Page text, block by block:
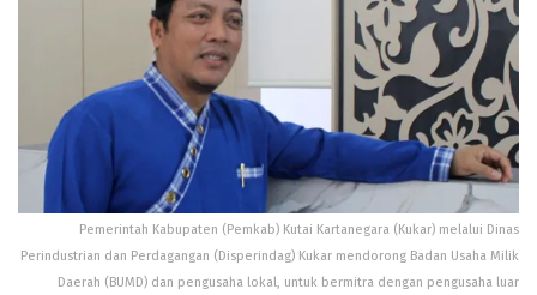
Pemerintah Kabupaten (Pemkab) Kutai Kartanegara (Kukar) melalui Dinas
Perindustrian dan Perdagangan (Disperindag) Kukar mendorong Badan Usaha Milik
Daerah (BUMD) dan pengusaha lokal, untuk bermitra dengan pengusaha luar